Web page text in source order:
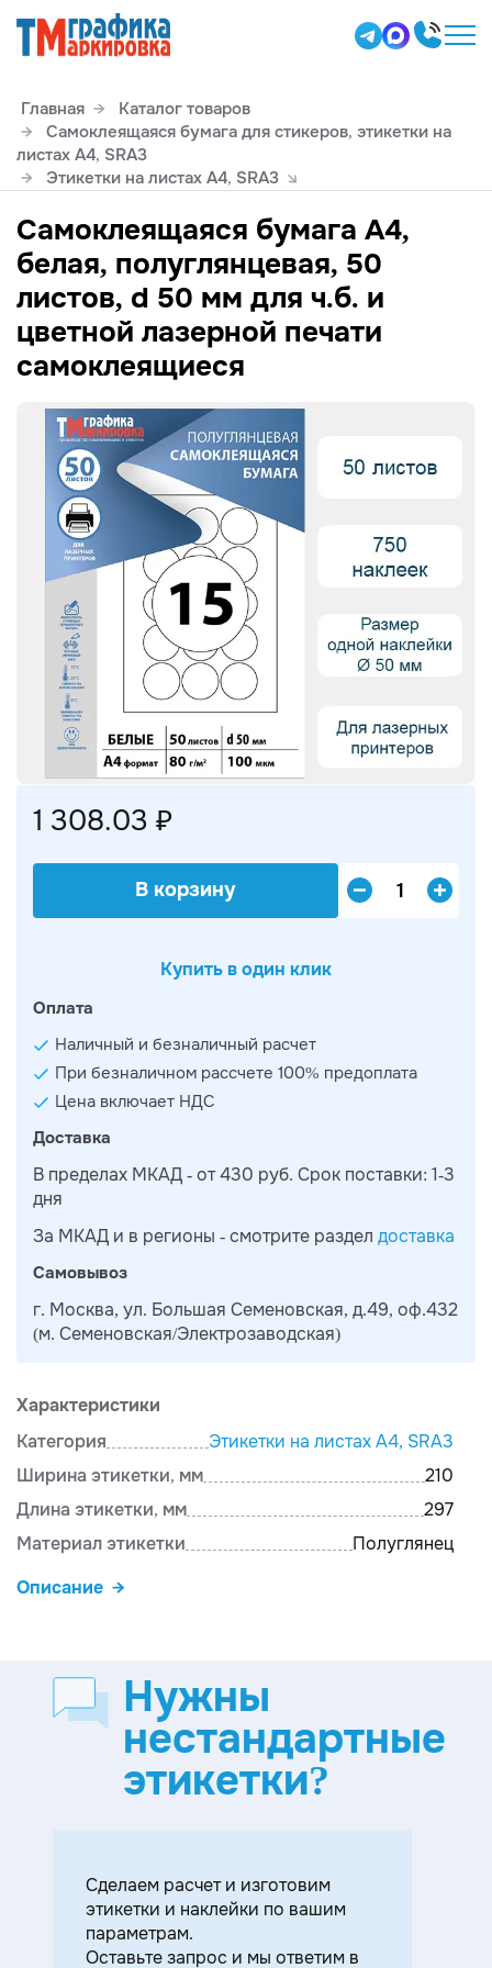
Главная
Каталог товаров
Самоклеящаяся бумага для стикеров, этикетки на
листах А4, SRА3
Этикетки на листах А4, SRА3
Самоклеящаяся бумага А4,
белая, полуглянцевая, 50
листов, d 50 мм для ч.б. и
цветной лазерной печати
самоклеящиеся
Характеристики
Категория
Этикетки на листах А4, SRА3
Ширина этикетки, мм
210
Длина этикетки, мм
297
Материал этикетки
Полуглянец
Описание
1 308.03 ₽
В корзину
Купить в один клик
Оплата
Наличный и безналичный расчет
При безналичном рассчете 100% предоплата
Цена включает НДС
Доставка
В пределах МКАД - от 430 руб. Срок поставки: 1-3
дня
За МКАД и в регионы - смотрите раздел доставка
Самовывоз
г. Москва, ул. Большая Семеновская, д.49, оф.432
(м. Семеновская/Электрозаводская)
Нужны
нестандартные
этикетки?
Cделаем расчет и изготовим
этикетки и наклейки по вашим
параметрам.
Оставьте запрос и мы ответим в